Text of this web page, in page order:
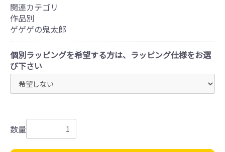
関連カテゴリ
作品別
ゲゲゲの鬼太郎
個別ラッピングを希望する方は、ラッピング仕様をお選
び下さい
数量